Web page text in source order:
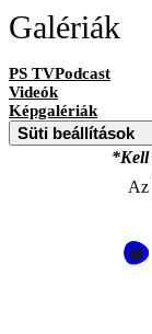
Galériák
PS TVPodcast
Videók
Képgalériák
Süti beállítások
*Kell
Az